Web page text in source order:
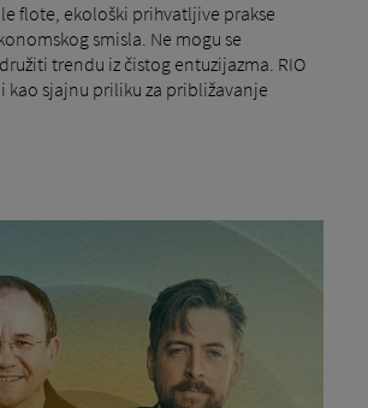
flote, ekološki prihvatljive prakse
smisla. Ne mogu se
trendu iz čistog entuzijazma. RIO
kao sjajnu priliku za približavanje